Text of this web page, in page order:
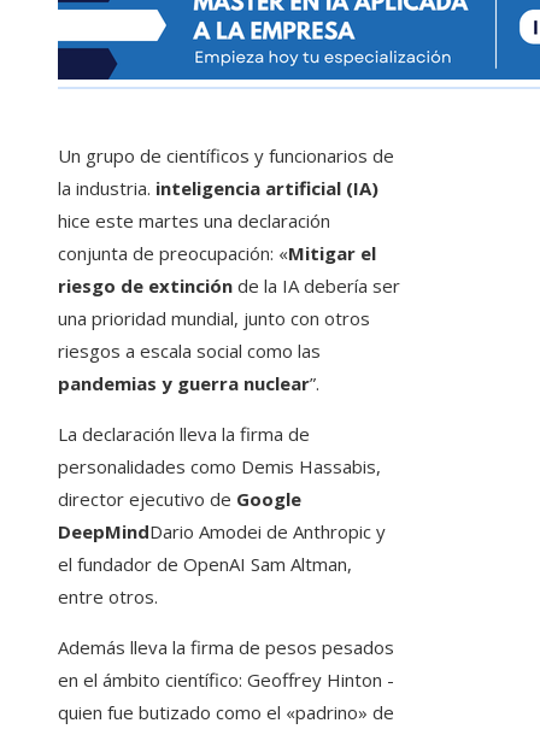
Un grupo de científicos y funcionarios de
la industria. inteligencia artificial (IA)
hice este martes una declaración
conjunta de preocupación: «Mitigar el
riesgo de extinción de la IA debería ser
una prioridad mundial, junto con otros
riesgos a escala social como las
pandemias y guerra nuclear”.
La declaración lleva la firma de
personalidades como Demis Hassabis,
director ejecutivo de Google
DeepMindDario Amodei de Anthropic y
el fundador de OpenAI Sam Altman,
entre otros.
Además lleva la firma de pesos pesados ​​
en el ámbito científico: Geoffrey Hinton -
quien fue butizado como el «padrino» de